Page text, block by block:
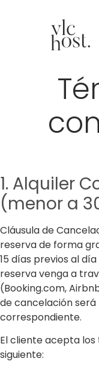
1. Alquiler
(menor a
Cláusula de
reserva de forma
15 días previos al
reserva venga a
(Booking.com,
de cancelación
correspondiente.
El cliente acepta
siguiente: